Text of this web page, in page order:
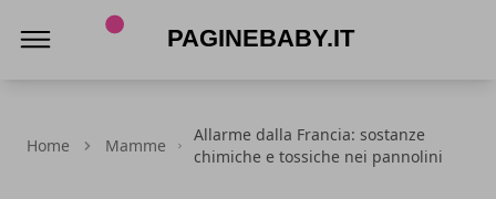
Home Mamme
Allarme dalla Francia: sostanze
chimiche e tossiche nei pannolini